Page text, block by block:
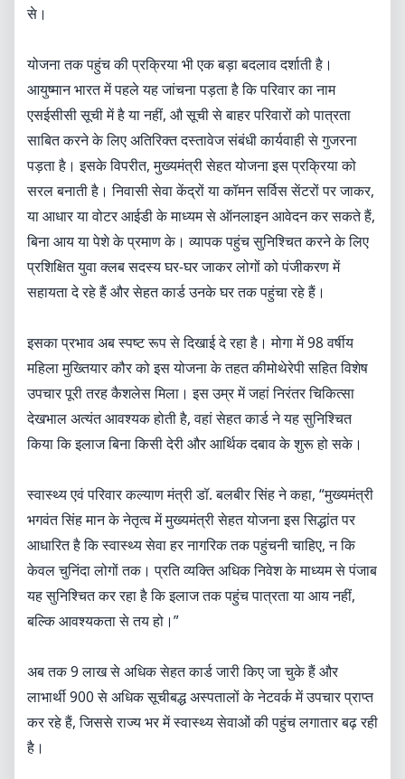
से।
योजना तक पहुंच की प्रक्रिया भी एक बड़ा बदलाव दर्शाती है।
आयुष्मान भारत में पहले यह जांचना पड़ता है कि परिवार का नाम
एसईसीसी सूची में है या नहीं, औ सूची से बाहर परिवारों को पात्रता
साबित करने के लिए अतिरिक्त दस्तावेज संबंधी कार्यवाही से गुजरना
पड़ता है। इसके विपरीत, मुख्यमंत्री सेहत योजना इस प्रक्रिया को
सरल बनाती है। निवासी सेवा केंद्रों या कॉमन सर्विस सेंटरों पर जाकर,
या आधार या वोटर आईडी के माध्यम से ऑनलाइन आवेदन कर सकते हैं,
बिना आय या पेशे के प्रमाण के। व्यापक पहुंच सुनिश्चित करने के लिए
प्रशिक्षित युवा क्लब सदस्य घर-घर जाकर लोगों को पंजीकरण में
सहायता दे रहे हैं और सेहत कार्ड उनके घर तक पहुंचा रहे हैं।
इसका प्रभाव अब स्पष्ट रूप से दिखाई दे रहा है। मोगा में 98 वर्षीय
महिला मुख्तियार कौर को इस योजना के तहत कीमोथेरेपी सहित विशेष
उपचार पूरी तरह कैशलेस मिला। इस उम्र में जहां निरंतर चिकित्सा
देखभाल अत्यंत आवश्यक होती है, वहां सेहत कार्ड ने यह सुनिश्चित
किया कि इलाज बिना किसी देरी और आर्थिक दबाव के शुरू हो सके।
स्वास्थ्य एवं परिवार कल्याण मंत्री डॉ. बलबीर सिंह ने कहा, “मुख्यमंत्री
भगवंत सिंह मान के नेतृत्व में मुख्यमंत्री सेहत योजना इस सिद्धांत पर
आधारित है कि स्वास्थ्य सेवा हर नागरिक तक पहुंचनी चाहिए, न कि
केवल चुनिंदा लोगों तक। प्रति व्यक्ति अधिक निवेश के माध्यम से पंजाब
यह सुनिश्चित कर रहा है कि इलाज तक पहुंच पात्रता या आय नहीं,
बल्कि आवश्यकता से तय हो।”
अब तक 9 लाख से अधिक सेहत कार्ड जारी किए जा चुके हैं और
लाभार्थी 900 से अधिक सूचीबद्ध अस्पतालों के नेटवर्क में उपचार प्राप्त
कर रहे हैं, जिससे राज्य भर में स्वास्थ्य सेवाओं की पहुंच लगातार बढ़ रही
है।